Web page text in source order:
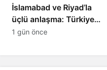
İslamabad ve Riyad’la
üçlü anlaşma: Türkiye
yeni savunma ittifakını
1 gün önce